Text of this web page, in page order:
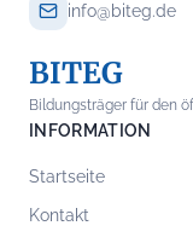
info@biteg.de
BITEG
Bildungsträger für den
INFORMATION
Startseite
Kontakt